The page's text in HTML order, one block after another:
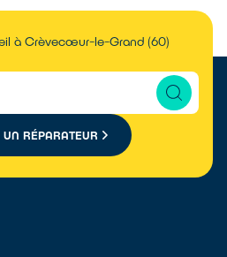
à Crèvecœur-le-Grand (60)
RÉPARATEUR